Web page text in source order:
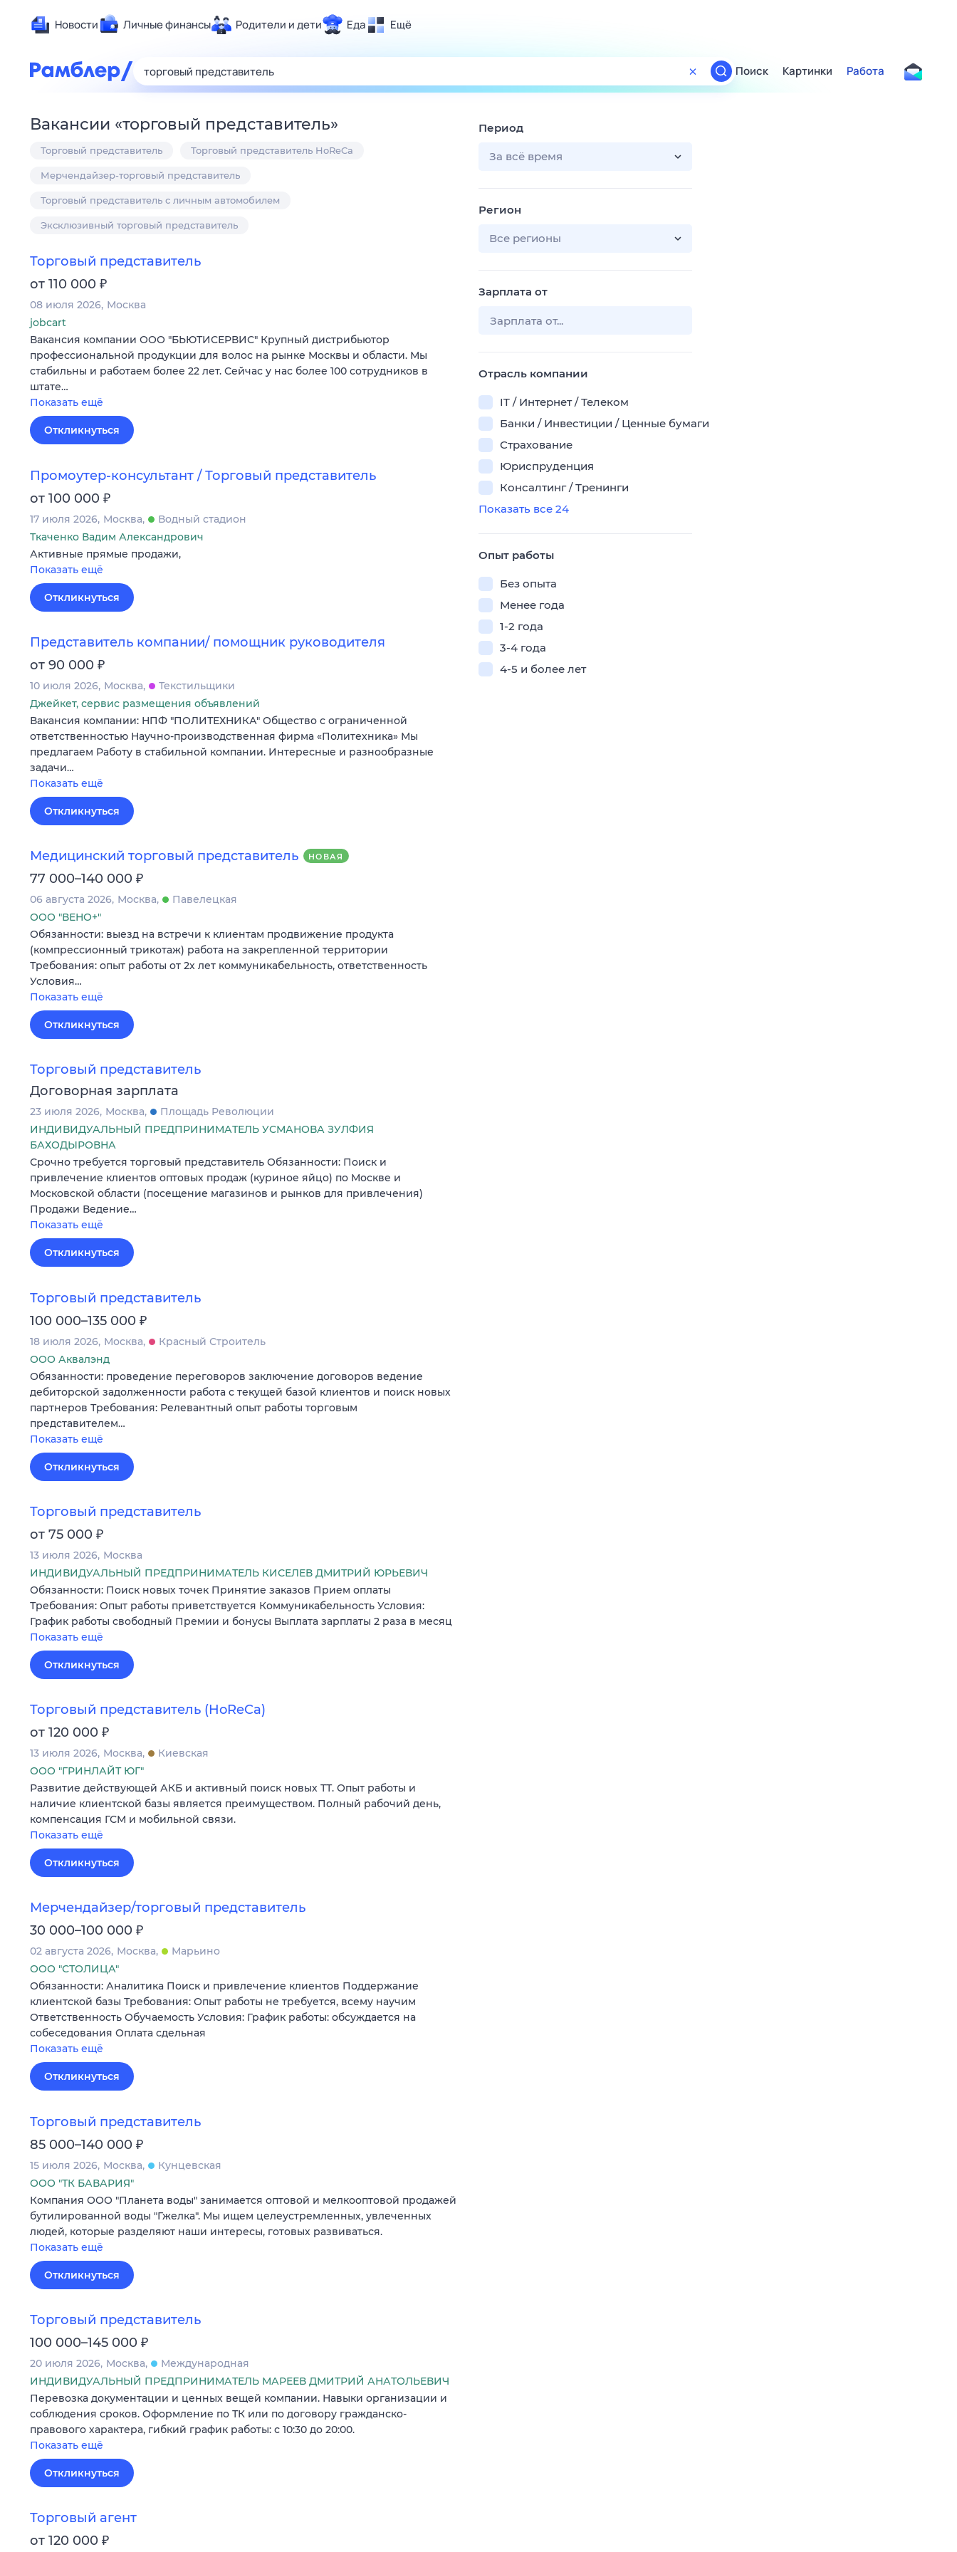
Новости Личные финансы Родители и дети Еда Ещё
Здоровье
Развлечения и отдых
Спорт
Карьера
Технологии и тренды
Поиск
ТВ-программа
Поиск Картинки Работа
Вакансии «торговый представитель»
Торговый представитель Торговый представитель HoReCa
Мерчендайзер-торговый представитель
Торговый представитель с личным автомобилем
Эксклюзивный торговый представитель
Торговый представитель
от 110 000 ₽
08 июля 2026 Москва
jobcart
Вакансия компании ООО "БЬЮТИСЕРВИС" Крупный дистрибьютор
профессиональной продукции для волос на рынке Москвы и области. Мы
стабильны и работаем более 22 лет. Сейчас у нас более 100 сотрудников в
штате…
Показать ещё
Откликнуться
Промоутер-консультант / Торговый представитель
от 100 000 ₽
17 июля 2026 Москва
Водный стадион
Ткаченко Вадим Александрович
Активные прямые продажи,
Показать ещё
Откликнуться
Представитель компании/ помощник руководителя
от 90 000 ₽
10 июля 2026 Москва
Текстильщики
Джейкет, сервис размещения объявлений
Вакансия компании: НПФ "ПОЛИТЕХНИКА" Общество с ограниченной
ответственностью Научно-производственная фирма «Политехника» Мы
предлагаем Работу в стабильной компании. Интересные и разнообразные
задачи…
Показать ещё
Откликнуться
Медицинский торговый представитель НОВАЯ
77 000–140 000 ₽
06 августа 2026 Москва
Павелецкая
ООО "ВЕНО+"
Обязанности: выезд на встречи к клиентам продвижение продукта
(компрессионный трикотаж) работа на закрепленной территории
Требования: опыт работы от 2х лет коммуникабельность, ответственность
Условия…
Показать ещё
Откликнуться
Торговый представитель
Договорная зарплата
23 июля 2026 Москва
Площадь Революции
ИНДИВИДУАЛЬНЫЙ ПРЕДПРИНИМАТЕЛЬ УСМАНОВА ЗУЛФИЯ
БАХОДЫРОВНА
Срочно требуется торговый представитель Обязанности: Поиск и
привлечение клиентов оптовых продаж (куриное яйцо) по Москве и
Московской области (посещение магазинов и рынков для привлечения)
Продажи Ведение…
Показать ещё
Откликнуться
Торговый представитель
100 000–135 000 ₽
18 июля 2026 Москва
Красный Строитель
ООО Аквалэнд
Обязанности: проведение переговоров заключение договоров ведение
дебиторской задолженности работа с текущей базой клиентов и поиск новых
партнеров Требования: Релевантный опыт работы торговым
представителем…
Показать ещё
Откликнуться
Торговый представитель
от 75 000 ₽
13 июля 2026 Москва
ИНДИВИДУАЛЬНЫЙ ПРЕДПРИНИМАТЕЛЬ КИСЕЛЕВ ДМИТРИЙ ЮРЬЕВИЧ
Обязанности: Поиск новых точек Принятие заказов Прием оплаты
Требования: Опыт работы приветствуется Коммуникабельность Условия:
График работы свободный Премии и бонусы Выплата зарплаты 2 раза в месяц
Показать ещё
Откликнуться
Торговый представитель (HoReCa)
от 120 000 ₽
13 июля 2026 Москва
Киевская
ООО "ГРИНЛАЙТ ЮГ"
Развитие действующей АКБ и активный поиск новых ТТ. Опыт работы и
наличие клиентской базы является преимуществом. Полный рабочий день,
компенсация ГСМ и мобильной связи.
Показать ещё
Откликнуться
Мерчендайзер/торговый представитель
30 000–100 000 ₽
02 августа 2026 Москва
Марьино
ООО "СТОЛИЦА"
Обязанности: Аналитика Поиск и привлечение клиентов Поддержание
клиентской базы Требования: Опыт работы не требуется, всему научим
Ответственность Обучаемость Условия: График работы: обсуждается на
собеседования Оплата сдельная
Показать ещё
Откликнуться
Торговый представитель
85 000–140 000 ₽
15 июля 2026 Москва
Кунцевская
ООО "ТК БАВАРИЯ"
Компания ООО "Планета воды" занимается оптовой и мелкооптовой продажей
бутилированной воды "Гжелка". Мы ищем целеустремленных, увлеченных
людей, которые разделяют наши интересы, готовых развиваться.
Показать ещё
Откликнуться
Торговый представитель
100 000–145 000 ₽
20 июля 2026 Москва
Международная
ИНДИВИДУАЛЬНЫЙ ПРЕДПРИНИМАТЕЛЬ МАРЕЕВ ДМИТРИЙ АНАТОЛЬЕВИЧ
Перевозка документации и ценных вещей компании. Навыки организации и
соблюдения сроков. Оформление по ТК или по договору гражданско-
правового характера, гибкий график работы: с 10:30 до 20:00.
Показать ещё
Откликнуться
Торговый агент
от 120 000 ₽
Период
За всё время
Регион
Все регионы
Зарплата от
Отрасль компании
IT / Интернет / Телеком
Банки / Инвестиции / Ценные бумаги
Страхование
Юриспруденция
Консалтинг / Тренинги
Показать все 24
Опыт работы
Без опыта
Менее года
1-2 года
3-4 года
4-5 и более лет